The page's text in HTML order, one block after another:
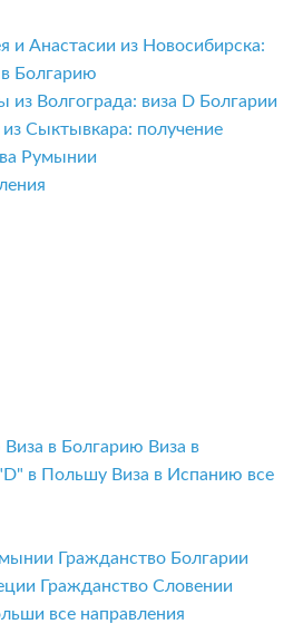
и Анастасии из Новосибирска:
Болгарию
из Волгограда: виза D Болгарии
Сыктывкара: получение
Румынии
Виза в Болгарию Виза в
в Польшу Виза в Испанию все
Гражданство Болгарии
Гражданство Словении
все направления